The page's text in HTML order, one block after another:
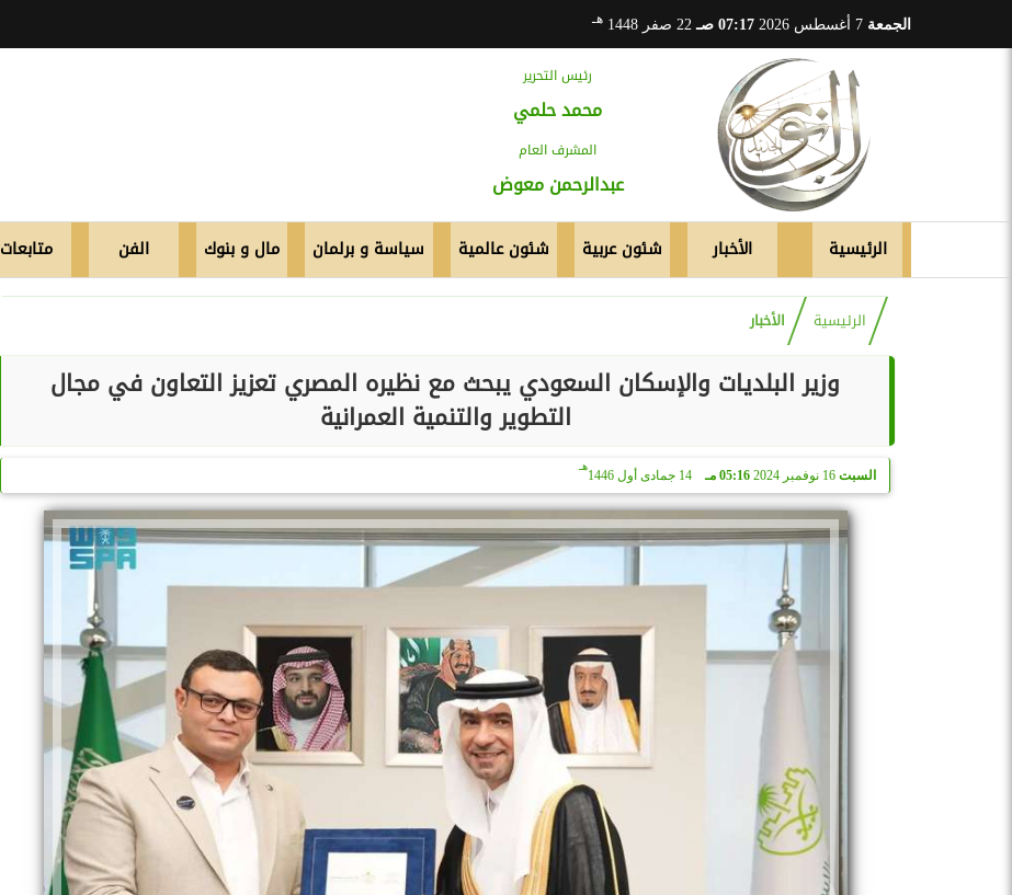
الجمعة 07:17 صـ 22 صفر 1448 هـ
رئيس التحرير
محمد حلمي
المشرف العام
عبدالرحمن معوض
الرئيسية الأخبار شئون عربية شئون عالمية سياسة و برلمان مال و بنوك الفن متابعات
الرئيسية الأخبار
وزير البلديات والإسكان السعودي يبحث مع نظيره المصري تعزيز التعاون في مجال
التطوير والتنمية العمرانية
السبت 16 نوفمبر 2024 05:16 مـ 14 جمادى أول 1446
هـ